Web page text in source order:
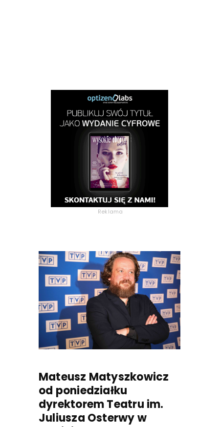
Reklama
Mateusz Matyszkowicz
od poniedziałku
dyrektorem Teatru im.
Juliusza Osterwy w